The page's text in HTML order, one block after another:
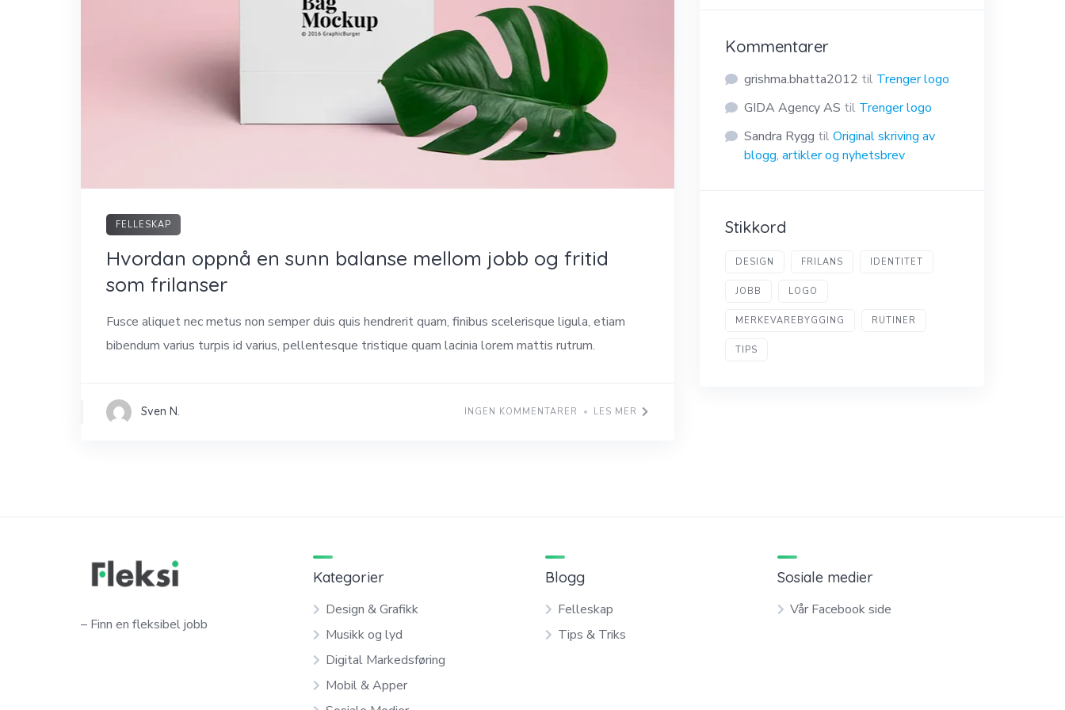
FELLESKAP
Hvordan oppnå en sunn balanse mellom jobb og fritid
som frilanser
Fusce aliquet nec metus non semper duis quis hendrerit quam, finibus scelerisque ligula, etiam
bibendum varius turpis id varius, pellentesque tristique quam lacinia lorem mattis rutrum.
Sven N. INGEN KOMMENTARER LES MER
Kommentarer
grishma.bhatta2012 til Trenger logo
GIDA Agency AS til Trenger logo
Sandra Rygg tilOriginal skriving av
blogg, artikler og nyhetsbrev
Stikkord
DESIGN FRILANS IDENTITET
JOBB LOGO
MERKEVAREBYGGING RUTINER
TIPS
– Finn en fleksibel jobb
Kategorier
Design & Grafikk
Musikk og lyd
Digital Markedsføring
Mobil & Apper
Blogg
Felleskap
Tips & Triks
Sosiale medier
Vår Facebook side